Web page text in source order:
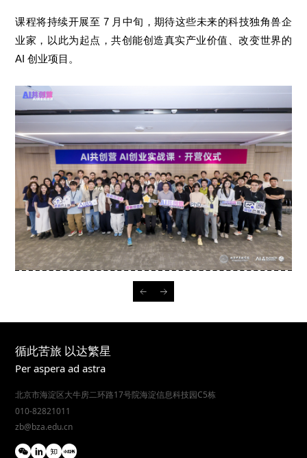
课程将持续开展至 7 月中旬，期待这些未来的科技独角兽企
业家，以此为起点，共创能创造真实产业价值、改变世界的
AI 创业项目。
循此苦旅 以达繁星
Per aspera ad astra
北京市海淀区大牛房二环路17号院海淀信息科技园C5栋
010-82821011
zb@bza.edu.cn